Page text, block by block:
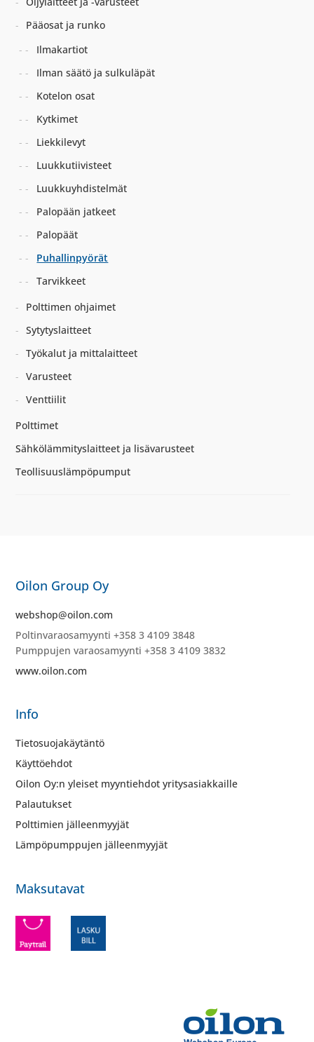
Pääosat ja runko
Ilmakartiot
Ilman säätö ja sulkuläpät
Kotelon osat
Kytkimet
Liekkilevyt
Luukkutiivisteet
Luukkuyhdistelmät
Palopään jatkeet
Palopäät
Puhallinpyörät
Tarvikkeet
Polttimen ohjaimet
Sytytyslaitteet
Työkalut ja mittalaitteet
Varusteet
Venttiilit
Polttimet
Sähkölämmityslaitteet ja lisävarusteet
Teollisuuslämpöpumput
Oilon Group Oy
webshop@oilon.com
Poltinvaraosamyynti +358 3 4109 3848
Pumppujen varaosamyynti +358 3 4109 3832
www.oilon.com
Info
Tietosuojakäytäntö
Käyttöehdot
Oilon Oy:n yleiset myyntiehdot yritysasiakkaille
Palautukset
Polttimien jälleenmyyjät
Lämpöpumppujen jälleenmyyjät
Maksutavat